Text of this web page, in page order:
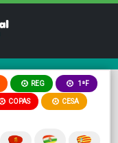
REG 1ªF
COPAS CESA